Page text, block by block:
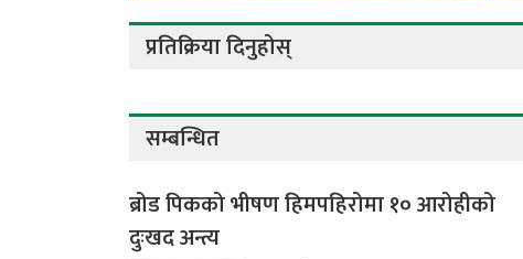
प्रतिक्रिया दिनुहोस्
सम्बन्धित
ब्रोड पिकको भीषण हिमपहिरोमा १० आरोहीको
दुःखद अन्त्य